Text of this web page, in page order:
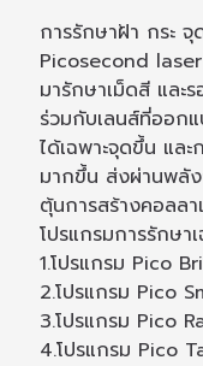
การรักษาฝ้า กระ
Picosecond
มารักษาเม็ดสี แล
ร่วมกับเลนส์ที่ออก
ได้เฉพาะจุดขึ้น แล
มากขึ้น ส่งผ่านพลั
ตุ้นการสร้างคอลลา
โปรแกรมการรักษ
1.โปรแกรม Pico
2.โปรแกรม Pico
3.โปรแกรม Pico
4.โปรแกรม Pico